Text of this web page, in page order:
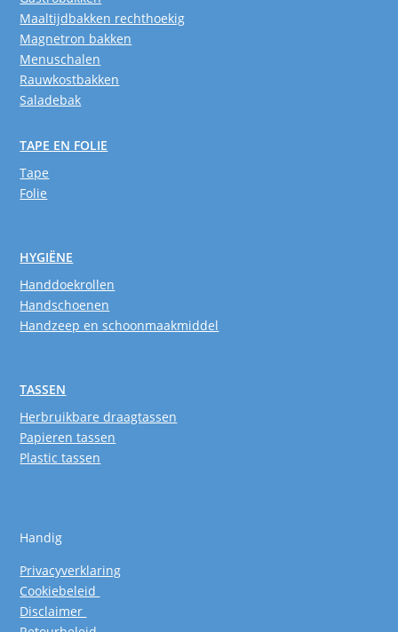
Maaltijdbakken rechthoekig
Magnetron bakken
Menuschalen
Rauwkostbakken
Saladebak
TAPE EN FOLIE
Tape
Folie
HYGIËNE
Handdoekrollen
Handschoenen
Handzeep en schoonmaakmiddel
TASSEN
Herbruikbare draagtassen
Papieren tassen
Plastic tassen
Handig
Privacyverklaring
Cookiebeleid
Disclaimer